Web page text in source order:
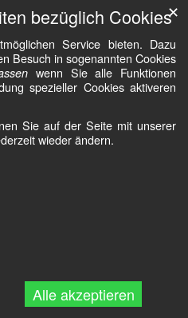
bezüglich Cookies
Service bieten. Dazu
Besuch in sogenannten Cookies
wenn Sie alle Funktionen
spezieller Cookies aktiveren
Sie auf der Seite mit unserer
wieder ändern.
Alle akzeptieren
✕